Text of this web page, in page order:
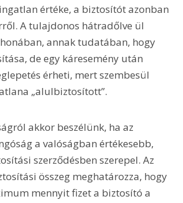
értéke, a biztosítót azonban
A tulajdonos hátradőlve ül
annak tudatában, hogy
de egy káresemény után
érheti, mert szembesül
„alulbiztosított”.
akkor beszélünk, ha az
a valóságban értékesebb,
szerződésben szerepel. Az
összeg meghatározza, hogy
mennyit fizet a biztosító a